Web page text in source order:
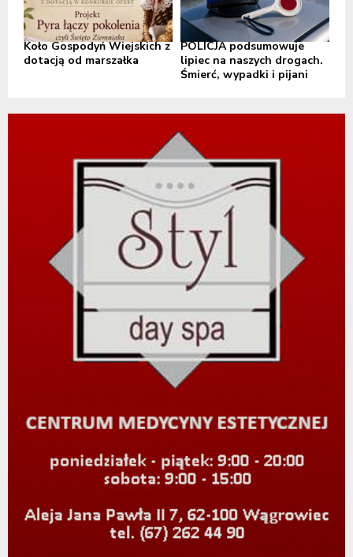
Koło Gospodyń Wiejskich z
dotacją od marszałka
POLICJA podsumowuje
lipiec na naszych drogach.
Śmierć, wypadki i pijani